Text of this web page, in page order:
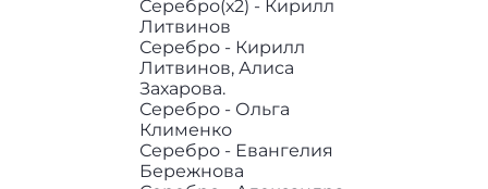
Серебро(х2) - Кирилл
Литвинов
Серебро - Кирилл
Литвинов, Алиса
Захарова.
Серебро - Ольга
Клименко
Серебро - Евангелия
Бережнова